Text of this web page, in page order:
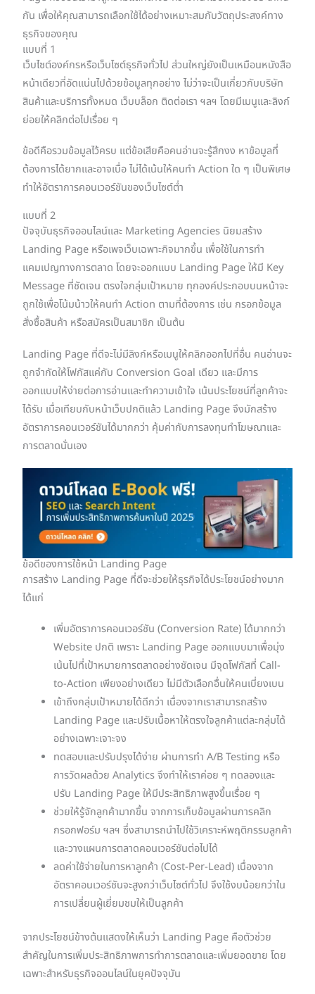
กัน เพื่อให้คุณสามารถเลือกใช้ได้อย่างเหมาะสมกับวัตถุประสงค์ทาง
ธุรกิจของคุณ
แบบที่ 1
เว็บไซต์องค์กรหรือเว็บไซต์ธุรกิจทั่วไป ส่วนใหญ่ยังเป็นเหมือนหนังสือ
หน้าเดียวที่อัดแน่นไปด้วยข้อมูลทุกอย่าง ไม่ว่าจะเป็นเกี่ยวกับบริษัท
สินค้าและบริการทั้งหมด เว็บบล็อก ติดต่อเรา ฯลฯ โดยมีเมนูและลิงก์
ย่อยให้คลิกต่อไปเรื่อย ๆ
ข้อดีคือรวมข้อมูลไว้ครบ แต่ข้อเสียคือคนอ่านจะรู้สึกงง หาข้อมูลที่
ต้องการได้ยากและอาจเบื่อ ไม่ได้เน้นให้คนทำ Action ใด ๆ เป็นพิเศษ
ทำให้อัตราการคอนเวอร์ชันของเว็บไซต์ต่ำ
แบบที่ 2
ปัจจุบันธุรกิจออนไลน์และ Marketing Agencies นิยมสร้าง
Landing Page หรือเพจเว็บเฉพาะกิจมากขึ้น เพื่อใช้ในการทำ
แคมเปญทางการตลาด โดยจะออกแบบ Landing Page ให้มี Key
Message ที่ชัดเจน ตรงใจกลุ่มเป้าหมาย ทุกองค์ประกอบบนหน้าจะ
ถูกใช้เพื่อโน้มน้าวให้คนทำ Action ตามที่ต้องการ เช่น กรอกข้อมูล
สั่งซื้อสินค้า หรือสมัครเป็นสมาชิก เป็นต้น
Landing Page ที่ดีจะไม่มีลิงก์หรือเมนูให้คลิกออกไปที่อื่น คนอ่านจะ
ถูกจำกัดให้โฟกัสแค่กับ Conversion Goal เดียว และมีการ
ออกแบบให้ง่ายต่อการอ่านและทำความเข้าใจ เน้นประโยชน์ที่ลูกค้าจะ
ได้รับ เมื่อเทียบกับหน้าเว็บปกติแล้ว Landing Page จึงมักสร้าง
อัตราการคอนเวอร์ชันได้มากกว่า คุ้มค่ากับการลงทุนทำโฆษณาและ
การตลาดนั่นเอง
ข้อดีของการใช้หน้า Landing Page
การสร้าง Landing Page ที่ดีจะช่วยให้ธุรกิจได้ประโยชน์อย่างมาก
ได้แก่
เพิ่มอัตราการคอนเวอร์ชัน (Conversion Rate) ได้มากกว่า
Website ปกติ เพราะ Landing Page ออกแบบมาเพื่อมุ่ง
เน้นไปที่เป้าหมายการตลาดอย่างชัดเจน มีจุดโฟกัสที่ Call-
to-Action เพียงอย่างเดียว ไม่มีตัวเลือกอื่นให้คนเบี่ยงเบน
เข้าถึงกลุ่มเป้าหมายได้ดีกว่า เนื่องจากเราสามารถสร้าง
Landing Page และปรับเนื้อหาให้ตรงใจลูกค้าแต่ละกลุ่มได้
อย่างเฉพาะเจาะจง
ทดสอบและปรับปรุงได้ง่าย ผ่านการทำ A/B Testing หรือ
การวัดผลด้วย Analytics จึงทำให้เราค่อย ๆ ทดลองและ
ปรับ Landing Page ให้มีประสิทธิภาพสูงขึ้นเรื่อย ๆ
ช่วยให้รู้จักลูกค้ามากขึ้น จากการเก็บข้อมูลผ่านการคลิก
กรอกฟอร์ม ฯลฯ ซึ่งสามารถนำไปใช้วิเคราะห์พฤติกรรมลูกค้า
และวางแผนการตลาดคอนเวอร์ชันต่อไปได้
ลดค่าใช้จ่ายในการหาลูกค้า (Cost-Per-Lead) เนื่องจาก
อัตราคอนเวอร์ชันจะสูงกว่าเว็บไซต์ทั่วไป จึงใช้งบน้อยกว่าใน
การเปลี่ยนผู้เยี่ยมชมให้เป็นลูกค้า
จากประโยชน์ข้างต้นแสดงให้เห็นว่า Landing Page คือตัวช่วย
สำคัญในการเพิ่มประสิทธิภาพการทำการตลาดและเพิ่มยอดขาย โดย
เฉพาะสำหรับธุรกิจออนไลน์ในยุคปัจจุบัน